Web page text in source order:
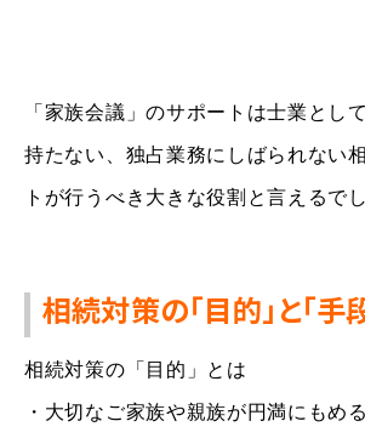
「家族会議」のサポートは士業とし
持たない、独占業務にしばられない
トが行うべき大きな役割と言えるで
相続対策の「目的」と「手
相続対策の「目的」とは
・大切なご家族や親族が円満にもめ